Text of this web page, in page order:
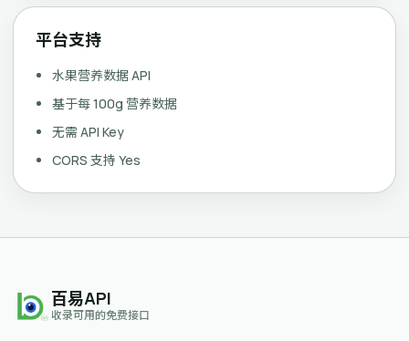
平台支持
水果营养数据 API
基于每 100g 营养数据
无需 API Key
CORS 支持 Yes
百易API
收录可用的免费接口